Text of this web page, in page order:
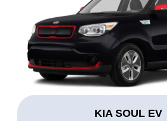
KIA SOUL EV